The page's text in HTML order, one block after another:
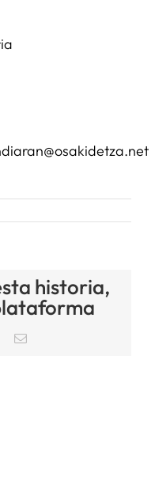
historia,
Correo